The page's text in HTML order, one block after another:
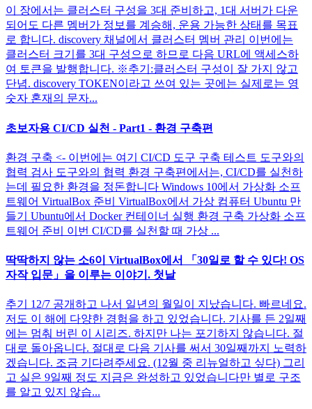
이 장에서는 클러스터 구성을 3대 준비하고, 1대 서버가 다운
되어도 다른 멤버가 정보를 계승해, 운용 가능한 상태를 목표
로 합니다. discovery 채널에서 클러스터 멤버 관리 이번에는
클러스터 크기를 3대 구성으로 하므로 다음 URL에 액세스하
여 토큰을 발행합니다. ※추기:클러스터 구성이 잘 가지 않고
단념. discovery TOKEN이라고 쓰여 있는 곳에는 실제로는 영
숫자 혼재의 문자...
초보자용 CI/CD 실천 - Part1 - 환경 구축편
환경 구축 <- 이번에는 여기 CI/CD 도구 구축 테스트 도구와의
협력 검사 도구와의 협력 환경 구축편에서는, CI/CD를 실천하
는데 필요한 환경을 정돈합니다 Windows 10에서 가상화 소프
트웨어 VirtualBox 준비 VirtualBox에서 가상 컴퓨터 Ubuntu 만
들기 Ubuntu에서 Docker 컨테이너 실행 환경 구축 가상화 소프
트웨어 준비 이번 CI/CD를 실천할 때 가상 ...
딱딱하지 않는 소6이 VirtualBox에서 「30일로 할 수 있다! OS
자작 입문」을 이루는 이야기. 첫날
추기 12/7 공개하고 나서 일년의 월일이 지났습니다. 빠르네요.
저도 이 해에 다양한 경험을 하고 있었습니다. 기사를 든 2일째
에는 멈춰 버린 이 시리즈. 하지만 나는 포기하지 않습니다. 절
대로 돌아옵니다. 절대로 다음 기사를 써서 30일째까지 노력하
겠습니다. 조금 기다려주세요. (12월 중 리뉴얼하고 싶다) 그리
고 실은 9일째 정도 지금은 완성하고 있었습니다만 별로 구조
를 알고 있지 않습...